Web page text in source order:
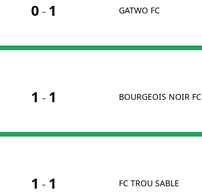
0-1 GATWO FC
1 -1 BOURGEOIS NOIR FC
1 -1 FC TROU SABLE